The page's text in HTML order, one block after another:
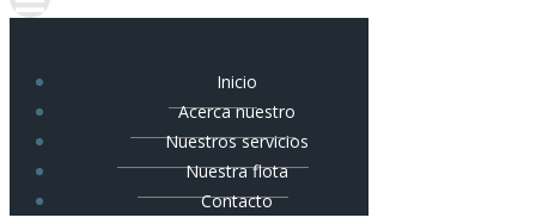
Inicio
Acerca nuestro
Nuestros servicios
Nuestra flota
Contacto